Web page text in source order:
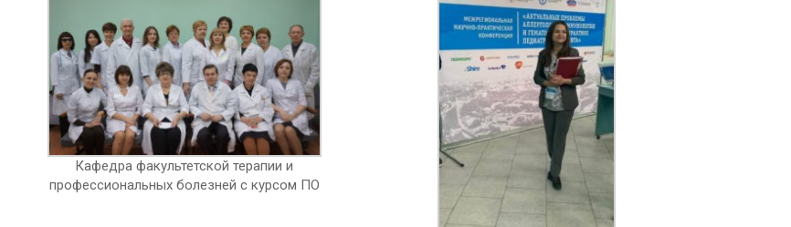
Кафедра факультетской терапии и
профессиональных болезней с курсом ПО